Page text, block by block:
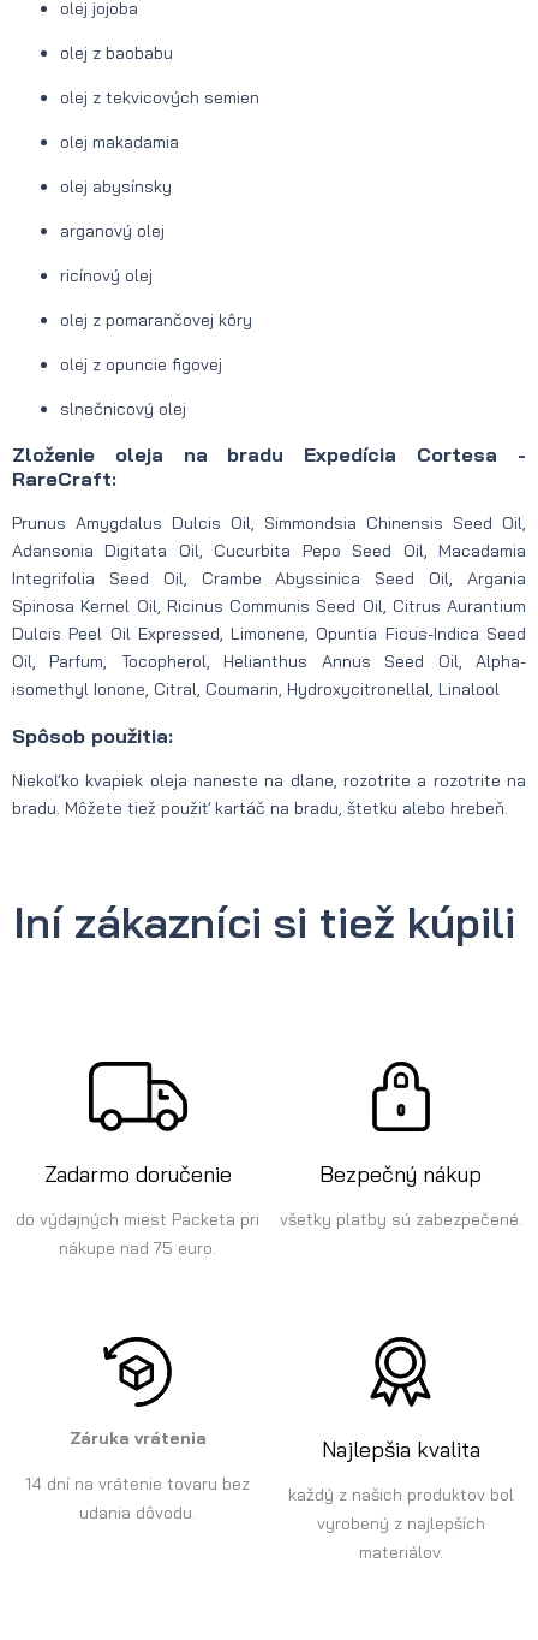
olej jojoba
olej z baobabu
olej z tekvicových semien
olej makadamia
olej abysínsky
arganový olej
ricínový olej
olej z pomarančovej kôry
olej z opuncie figovej
slnečnicový olej
Zloženie oleja na bradu Expedícia Cortesa -
RareCraft:
Prunus Amygdalus Dulcis Oil, Simmondsia Chinensis Seed Oil,
Adansonia Digitata Oil, Cucurbita Pepo Seed Oil, Macadamia
Integrifolia Seed Oil, Crambe Abyssinica Seed Oil, Argania
Spinosa Kernel Oil, Ricinus Communis Seed Oil, Citrus Aurantium
Dulcis Peel Oil Expressed, Limonene, Opuntia Ficus-Indica Seed
Oil, Parfum, Tocopherol, Helianthus Annus Seed Oil, Alpha-
isomethyl Ionone, Citral, Coumarin, Hydroxycitronellal, Linalool
Spôsob použitia:
Niekoľko kvapiek oleja naneste na dlane, rozotrite a rozotrite na
bradu. Môžete tiež použiť kartáč na bradu, štetku alebo hrebeň.
Iní zákazníci si tiež kúpili
Zadarmo doručenie
do výdajných miest Packeta pri
nákupe nad 75 euro.
Bezpečný nákup
všetky platby sú zabezpečené.
Záruka vrátenia
14 dní na vrátenie tovaru bez
udania dôvodu.
Najlepšia kvalita
každý z našich produktov bol
vyrobený z najlepších
materiálov.